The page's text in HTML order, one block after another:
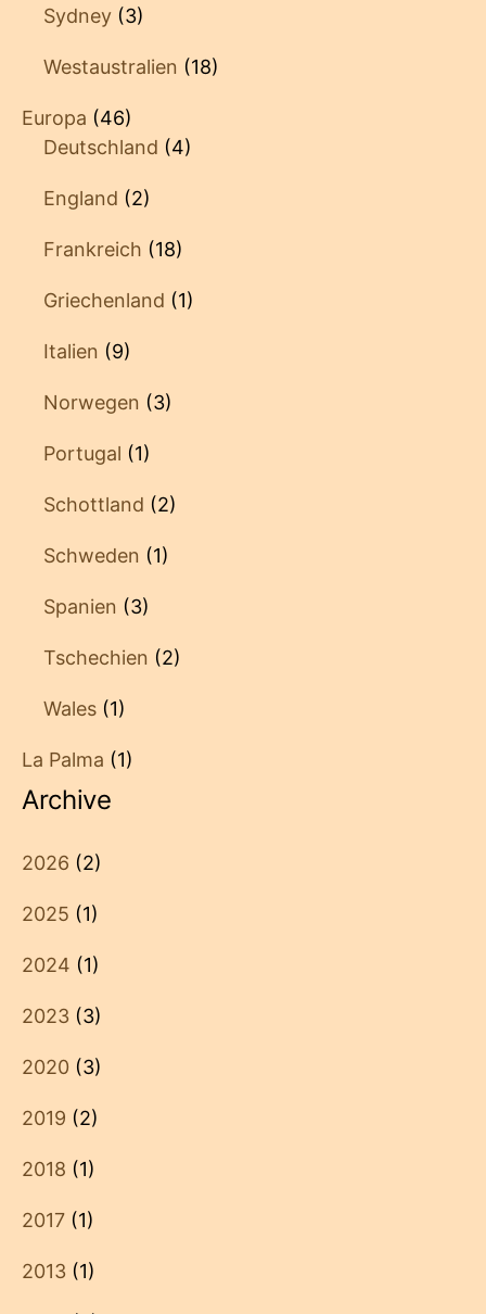
Sydney (3)
Westaustralien (18)
Europa (46)
Deutschland (4)
England (2)
Frankreich (18)
Griechenland (1)
Italien (9)
Norwegen (3)
Portugal (1)
Schottland (2)
Schweden (1)
Spanien (3)
Tschechien (2)
Wales (1)
La Palma (1)
Archive
2026 (2)
2025 (1)
2024 (1)
2023 (3)
2020 (3)
2019 (2)
2018 (1)
2017 (1)
2013 (1)